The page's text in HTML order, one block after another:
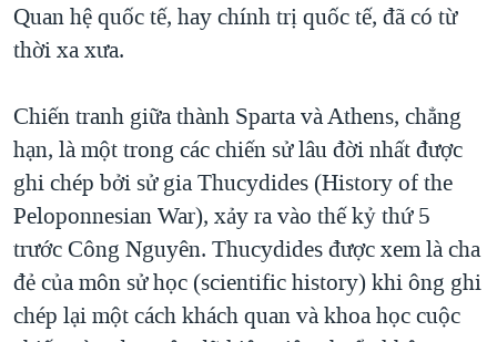
Quan hệ quốc tế, hay chính trị quốc tế, đã có từ
thời xa xưa.
Chiến tranh giữa thành Sparta và Athens, chẳng
hạn, là một trong các chiến sử lâu đời nhất được
ghi chép bởi sử gia Thucydides (History of the
Peloponnesian War), xảy ra vào thế kỷ thứ 5
trước Công Nguyên. Thucydides được xem là cha
đẻ của môn sử học (scientific history) khi ông ghi
chép lại một cách khách quan và khoa học cuộc